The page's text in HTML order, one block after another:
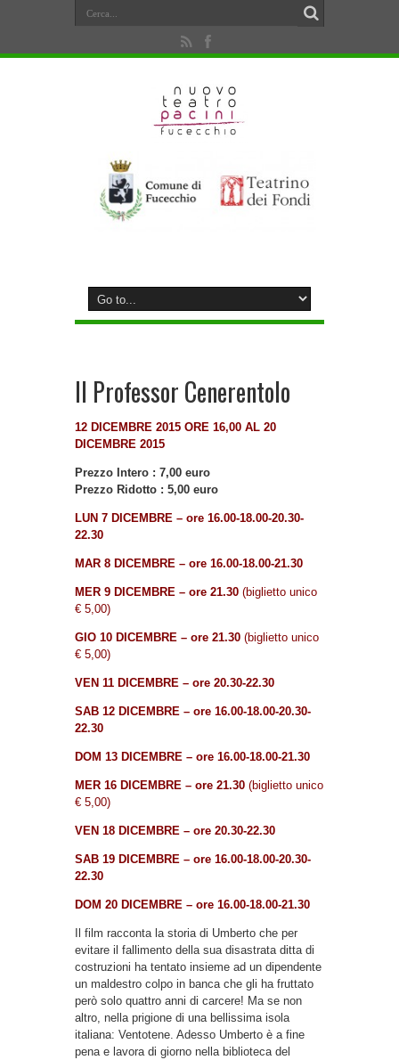
Il Professor Cenerentolo
12 DICEMBRE 2015 ORE 16,00 AL 20
DICEMBRE 2015
Prezzo Intero : 7,00 euro
Prezzo Ridotto : 5,00 euro
LUN 7 DICEMBRE – ore 16.00-18.00-20.30-
22.30
MAR 8 DICEMBRE – ore 16.00-18.00-21.30
MER 9 DICEMBRE – ore 21.30 (biglietto unico
€ 5,00)
GIO 10 DICEMBRE – ore 21.30 (biglietto unico
€ 5,00)
VEN 11 DICEMBRE – ore 20.30-22.30
SAB 12 DICEMBRE – ore 16.00-18.00-20.30-
22.30
DOM 13 DICEMBRE – ore 16.00-18.00-21.30
MER 16 DICEMBRE – ore 21.30 (biglietto unico
€ 5,00)
VEN 18 DICEMBRE – ore 20.30-22.30
SAB 19 DICEMBRE – ore 16.00-18.00-20.30-
22.30
DOM 20 DICEMBRE – ore 16.00-18.00-21.30
Il film racconta la storia di Umberto che per
evitare il fallimento della sua disastrata ditta di
costruzioni ha tentato insieme ad un dipendente
un maldestro colpo in banca che gli ha fruttato
però solo quattro anni di carcere! Ma se non
altro, nella prigione di una bellissima isola
italiana: Ventotene. Adesso Umberto è a fine
pena e lavora di giorno nella biblioteca del